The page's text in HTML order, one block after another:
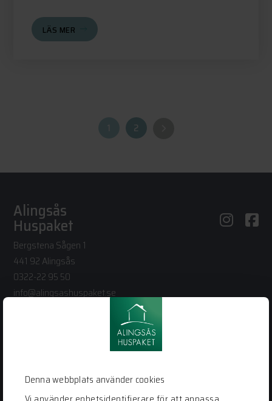
Denna webbplats använder cookies
LÄS MER
2
Alingsås
Huspaket
Bergstena Sågen 1
441 92 Alingsås
0322-22 95 50
info@alingsashuspaket.se
Vanliga frågor